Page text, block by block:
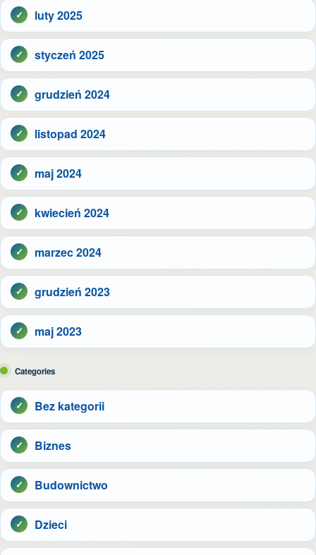
luty 2025
styczeń 2025
grudzień 2024
listopad 2024
maj 2024
kwiecień 2024
marzec 2024
grudzień 2023
maj 2023
Categories
Bez kategorii
Biznes
Budownictwo
Dzieci